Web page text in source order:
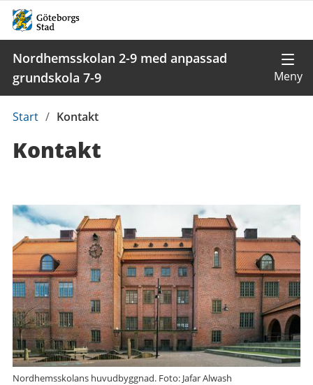
Nordhemsskolan 2-9 med anpassad
grundskola 7-9
Du
här:
Start / Kontakt
Kontakt
Kontaktuppgifter
Nordhemsskolans huvudbyggnad. Foto: Jafar Alwash